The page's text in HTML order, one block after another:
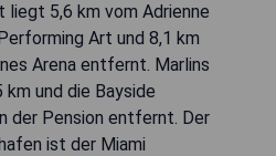
5,6 km vom Adrienne
Art und 8,1 km
Arena entfernt. Marlins
und die Bayside
der Pension entfernt. Der
ist der Miami